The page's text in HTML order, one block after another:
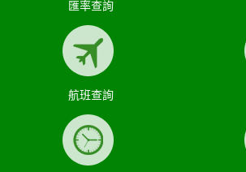
匯率查詢
航班查詢